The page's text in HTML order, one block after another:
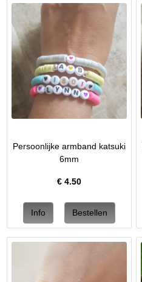
Persoonlijke armband katsuki
6mm
€ 4.50